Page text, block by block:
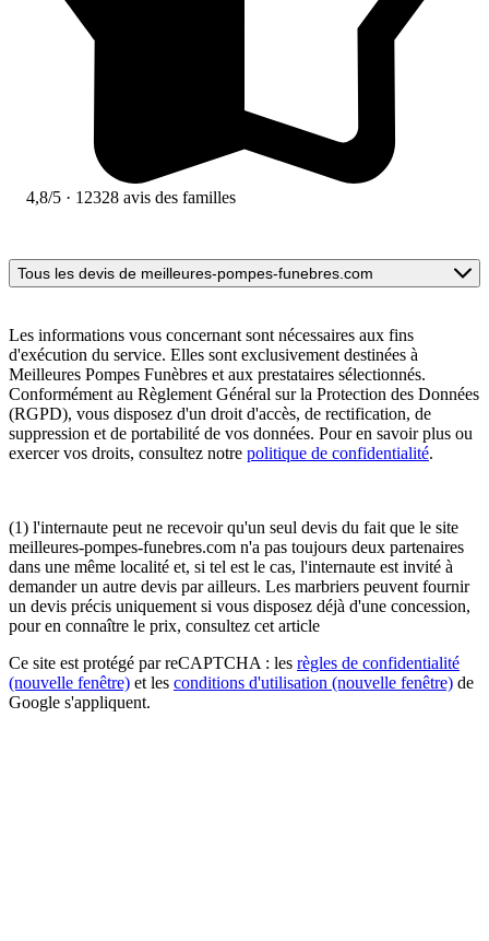
4,8/5 · 12328 avis des familles
Tous les devis de meilleures-pompes-funebres.com
Les informations vous concernant sont nécessaires aux fins
d'exécution du service. Elles sont exclusivement destinées à
Meilleures Pompes Funèbres et aux prestataires sélectionnés.
Conformément au Règlement Général sur la Protection des Données
(RGPD), vous disposez d'un droit d'accès, de rectification, de
suppression et de portabilité de vos données. Pour en savoir plus ou
exercer vos droits, consultez notre politique de confidentialité.
(1) l'internaute peut ne recevoir qu'un seul devis du fait que le site
meilleures-pompes-funebres.com n'a pas toujours deux partenaires
dans une même localité et, si tel est le cas, l'internaute est invité à
demander un autre devis par ailleurs. Les marbriers peuvent fournir
un devis précis uniquement si vous disposez déjà d'une concession,
pour en connaître le prix, consultez cet article
Ce site est protégé par reCAPTCHA : les règles de confidentialité
(nouvelle fenêtre) et les conditions d'utilisation (nouvelle fenêtre) de
Google s'appliquent.